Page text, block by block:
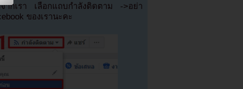
จากเรา เลือกแถบกำลังติดตาม ->อย่า
ของเรานะคะ